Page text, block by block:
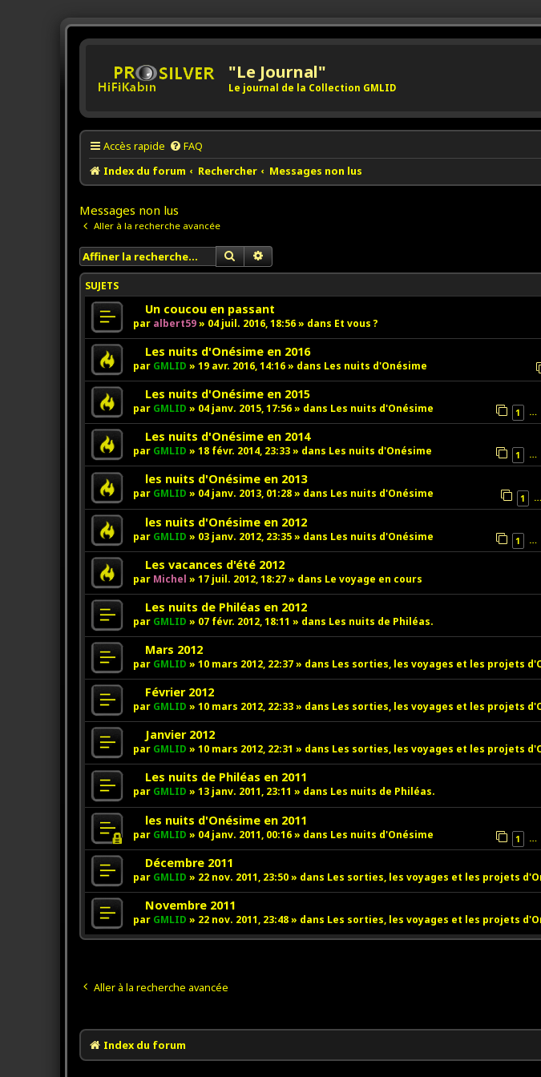
"Le Journal"
Le journal de la Collection GMLID
Accès rapide FAQ
Index du forum
Rechercher Messages non lus
Messages non lus
Aller à la recherche avancée
Rechercher
SUJETS
N
o
v
e
u
m
e
s
s
a
g
e
Un coucou en passant
par albert59» 04 juil. 2016, 18:56» dans Et vous ?
N
o
v
e
u
m
e
s
s
a
g
e
Les nuits d'Onésime en 2016
par GMLID » 19 avr. 2016, 14:16» dans Les nuits d'Onésime
N
o
v
e
u
m
e
s
s
a
g
e
Les nuits d'Onésime en 2015
par GMLID » 04 janv. 2015, 17:56» dans Les nuits d'Onésime 1 …
N
o
v
e
u
m
e
s
a
g
e
Les nuits d'Onésime en 2014
par GMLID » 18 févr. 2014, 23:33» dans Les nuits d'Onésime 1 …
N
o
v
e
u
m
e
s
s
a
g
e
les nuits d'Onésime en 2013
par GMLID » 04 janv. 2013, 01:28» dans Les nuits d'Onésime 1 …
N
o
v
e
u
m
e
s
s
a
g
e
les nuits d'Onésime en 2012
par GMLID » 03 janv. 2012, 23:35» dans Les nuits d'Onésime 1 …
N
o
v
e
u
m
e
s
s
a
g
e
Les vacances d'été 2012
par Michel » 17 juil. 2012, 18:27» dans Le voyage en cours
N
o
u
v
e
u
m
s
s
a
e
Les nuits de Philéas en 2012
par GMLID » 07 févr. 2012, 18:11 » dans Les nuits de Philéas.
N
o
u
v
e
u
m
s
s
a
g
e
Mars 2012
par GMLID » 10 mars 2012, 22:37» dans Les sorties, les voyages et les projets
N
o
u
v
e
u
m
s
s
a
g
e
Février 2012
par GMLID » 10 mars 2012, 22:33» dans Les sorties, les voyages et les projets
N
o
u
v
e
u
m
e
s
s
a
g
e
Janvier 2012
par GMLID » 10 mars 2012, 22:31 » dans Les sorties, les voyages et les projets
N
o
v
e
u
m
e
s
s
a
g
Les nuits de Philéas en 2011
par GMLID » 13 janv. 2011, 23:11 » dans Les nuits de Philéas.
N
o
v
e
u
m
e
s
e
les nuits d'Onésime en 2011
par GMLID » 04 janv. 2011, 00:16» dans Les nuits d'Onésime 1 …
N
o
v
e
u
s
e
Décembre 2011
par GMLID » 22 nov. 2011, 23:50» dans Les sorties, les voyages et les projets
N
o
v
u
s
s
a
Novembre 2011
par GMLID » 22 nov. 2011, 23:48» dans Les sorties, les voyages et les projets
Aller à la recherche avancée
Index du forum